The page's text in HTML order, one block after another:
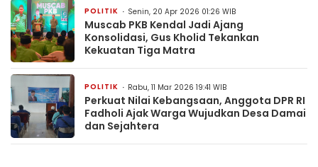
POLITIK Senin, 20 Apr 2026 01:26 WIB
Muscab PKB Kendal Jadi Ajang
Konsolidasi, Gus Kholid Tekankan
Kekuatan Tiga Matra
POLITIK Rabu, 11 Mar 2026 19:41 WIB
Perkuat Nilai Kebangsaan, Anggota DPR RI
Fadholi Ajak Warga Wujudkan Desa Damai
dan Sejahtera